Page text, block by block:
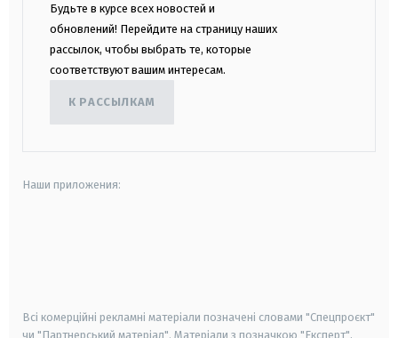
Будьте в курсе всех новостей и
обновлений! Перейдите на страницу наших
рассылок, чтобы выбрать те, которые
соответствуют вашим интересам.
К РАССЫЛКАМ
Наши приложения:
Всі комерційні рекламні матеріали позначені словами "Спецпроєкт"
чи "Партнерський матеріал". Матеріали з позначкою "Експерт",